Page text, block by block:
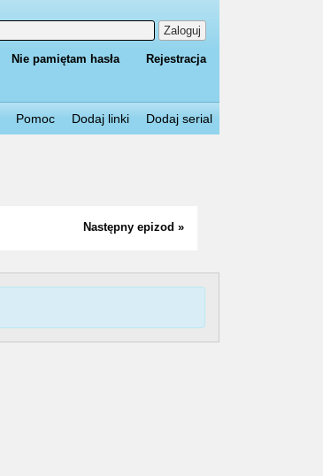
Zaloguj
Nie pamiętam hasła Rejestracja
Pomoc Dodaj linki Dodaj serial
Następny epizod »